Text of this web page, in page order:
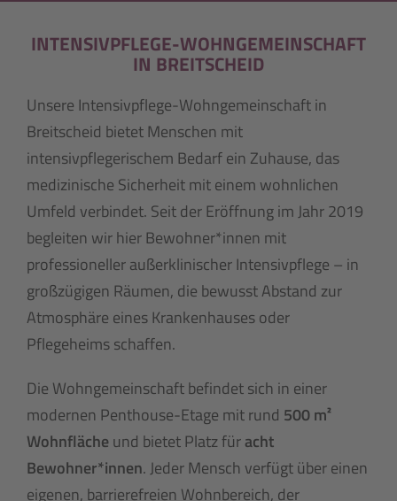
INTENSIVPFLEGE-WOHNGEMEINSCHAFT
IN BREITSCHEID
Unsere Intensivpflege-Wohngemeinschaft in
Breitscheid bietet Menschen mit
intensivpflegerischem Bedarf ein Zuhause, das
medizinische Sicherheit mit einem wohnlichen
Umfeld verbindet. Seit der Eröffnung im Jahr 2019
begleiten wir hier Bewohner*innen mit
professioneller außerklinischer Intensivpflege – in
großzügigen Räumen, die bewusst Abstand zur
Atmosphäre eines Krankenhauses oder
Pflegeheims schaffen.
Die Wohngemeinschaft befindet sich in einer
modernen Penthouse-Etage mit rund 500 m²
Wohnflächeund bietet Platz füracht
Bewohner*innen. Jeder Mensch verfügt über einen
eigenen, barrierefreien Wohnbereich, der